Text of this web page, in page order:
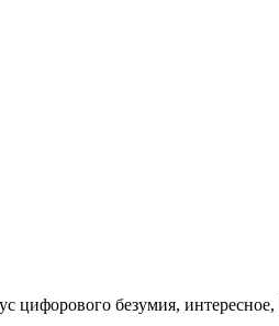
цифорового безумия,